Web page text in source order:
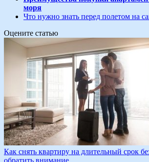
моря
Что нужно знать перед полетом на
Оцените статью
Как снять квартиру на длительный срок
обратить внимание